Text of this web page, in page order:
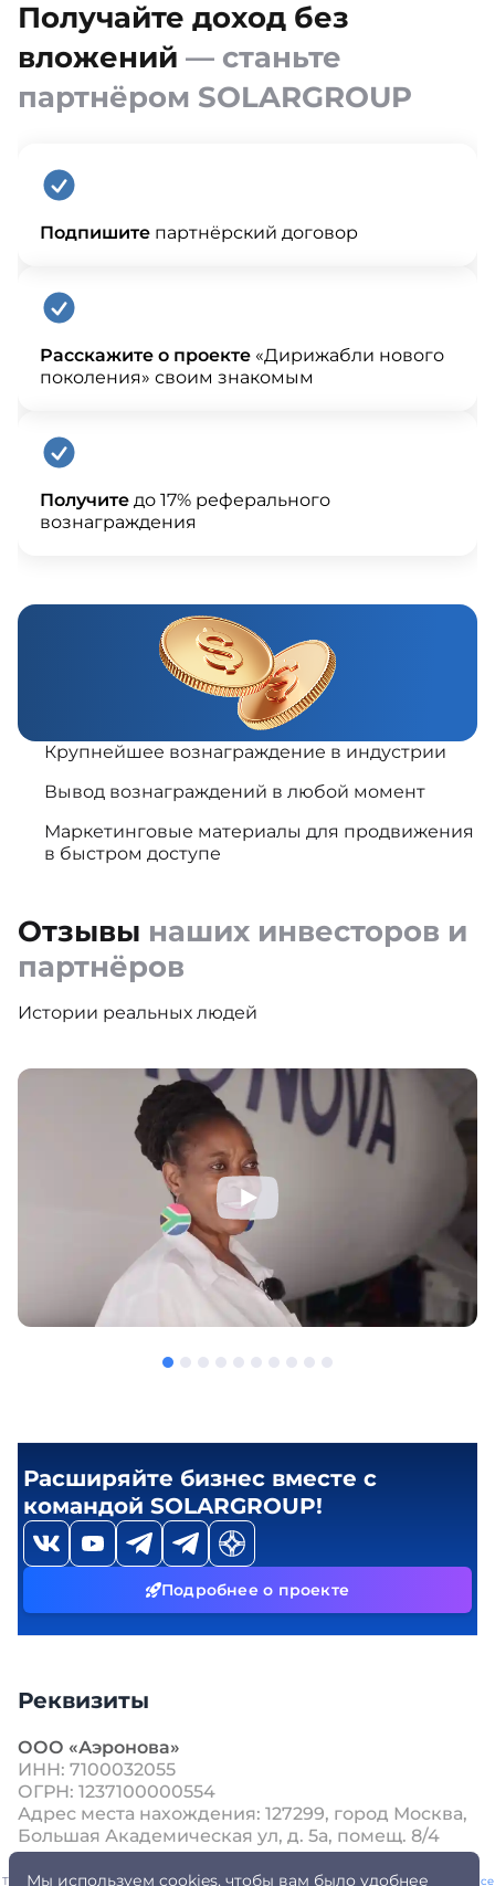
Мы используем cookies, чтобы вам было удобнее
Получайте доход без
вложений — станьте
партнёром SOLARGROUP
Подпишите партнёрский договор
Расскажите о проекте «Дирижабли нового
поколения» своим знакомым
Получите до 17% реферального
вознаграждения
Крупнейшее вознаграждение в индустрии
Вывод вознаграждений в любой момент
Маркетинговые материалы для продвижения
в быстром доступе
Отзывы наших инвесторов и
партнёров
Истории реальных людей
Расширяйте бизнес вместе с
командой SOLARGROUP!
Подробнее о проекте
Реквизиты
ООО «Аэронова»
ИНН: 7100032055
ОГРН: 1237100000554
Адрес места нахождения: 127299, город Москва,
Большая Академическая ул, д. 5а, помещ. 8/4
This site is protected by reCAPTCHA and the GooglePrivacy PolicyandTerms of Service